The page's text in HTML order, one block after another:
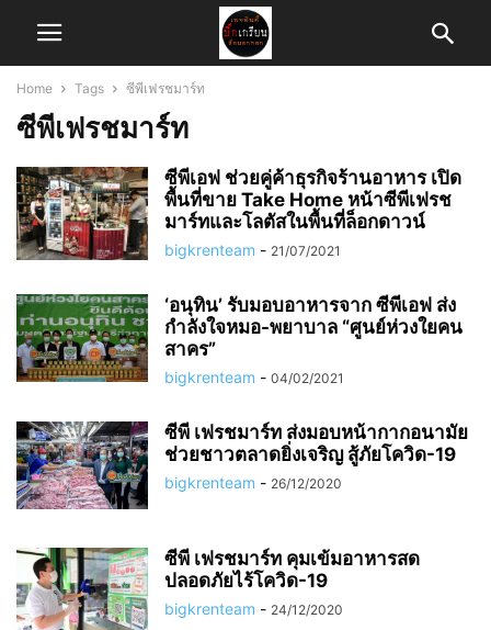
Home Tags ซีพีเฟรชมาร์ท
ซีพีเฟรชมาร์ท
ซีพีเอฟ ช่วยคู่ค้าธุรกิจร้านอาหาร เปิด
พื้นที่ขาย Take Home หน้าซีพีเฟรช
มาร์ทและโลตัสในพื้นที่ล็อกดาวน์
bigkrenteam - 21/07/2021
‘อนุทิน’ รับมอบอาหารจาก ซีพีเอฟ ส่ง
กำลังใจหมอ-พยาบาล “ศูนย์ห่วงใยคน
สาคร”
bigkrenteam - 04/02/2021
ซีพี เฟรชมาร์ท ส่งมอบหน้ากากอนามัย
ช่วยชาวตลาดยิ่งเจริญ สู้ภัยโควิด-19
bigkrenteam - 26/12/2020
ซีพี เฟรชมาร์ท คุมเข้มอาหารสด
ปลอดภัยไร้โควิด-19
bigkrenteam - 24/12/2020